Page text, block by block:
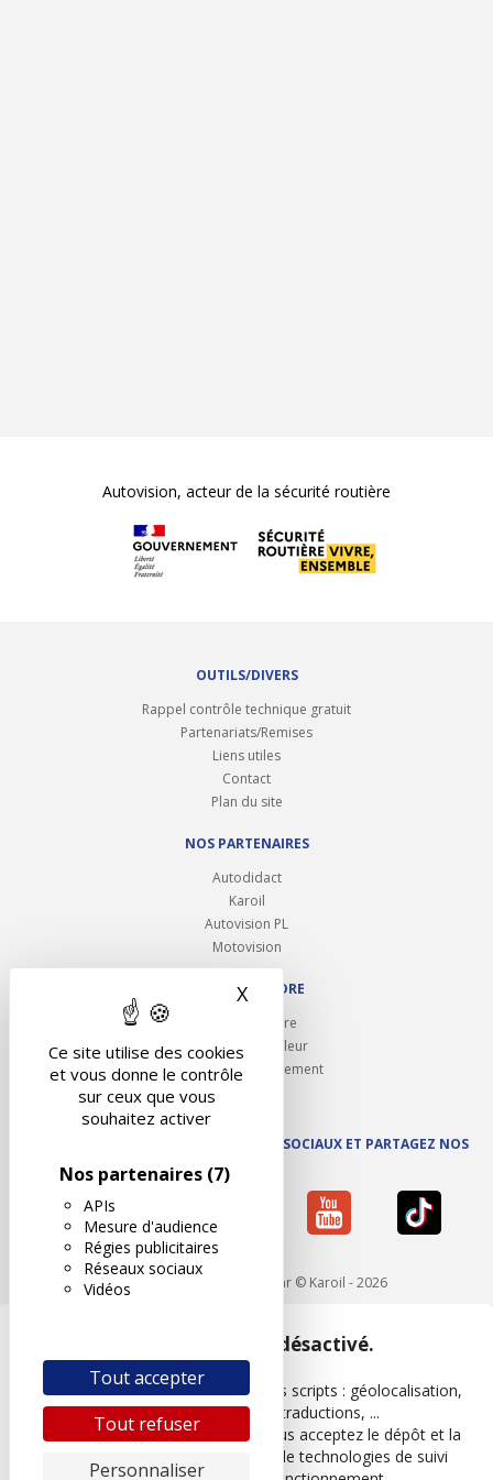
Ce site utilise des cookies
et vous donne le contrôle
sur ceux que vous
souhaitez activer
Nos partenaires (7)
APIs
Mesure d'audience
Régies publicitaires
Réseaux sociaux
Vidéos
Tout accepter
Tout refuser
Personnaliser
X Masquer le bandeau des
Autovision, acteur de la sécurité routière
OUTILS/DIVERS
Rappel contrôle technique gratuit
Partenariats/Remises
Liens utiles
Contact
Plan du site
NOS PARTENAIRES
Autodidact
Karoil
Autovision PL
Motovision
NOUS REJOINDRE
Ouvrir un centre
Devenez contrôleur
Carrières et recrutement
SUIVEZ AUTOVISION SUR LES RÉSEAUX SOCIAUX ET PARTAGEZ NOS
ACTUS
Mentions légales - Réalisé par © Karoil - 2026
Google Maps est désactivé.
Les APIs permettent de charger des scripts : géolocalisation,
moteurs de recherche, traductions, ...
En autorisant ces services tiers, vous acceptez le dépôt et la
lecture de cookies et l'utilisation de technologies de suivi